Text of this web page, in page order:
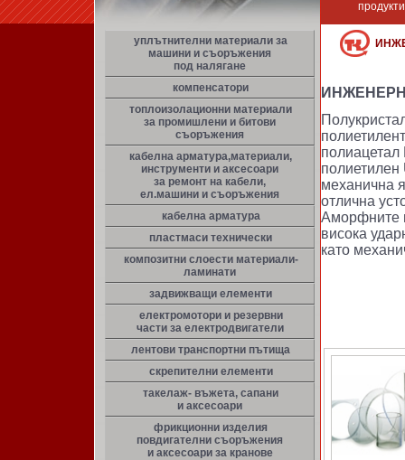
продукти
уплътнителни материали за
машини и съоръжения
под налягане
компенсатори
топлоизолационни материали
за промишлени и битови
съоръжения
кабелна арматура,материали,
инструменти и аксесоари
за ремонт на кабели,
ел.машини и съоръжения
кабелна арматура
пластмаси технически
композитни слоести материали-
ламинати
задвижващи елементи
електромотори и резервни
части за електродвигатели
лентови транспортни пътища
скрепителни елементи
такелаж- въжета, сапани
и аксесоари
фрикционни изделия
повдигателни съоръжения
и аксесоари за кранове
полиетилен
механична
отлична
Аморфните
висока
като